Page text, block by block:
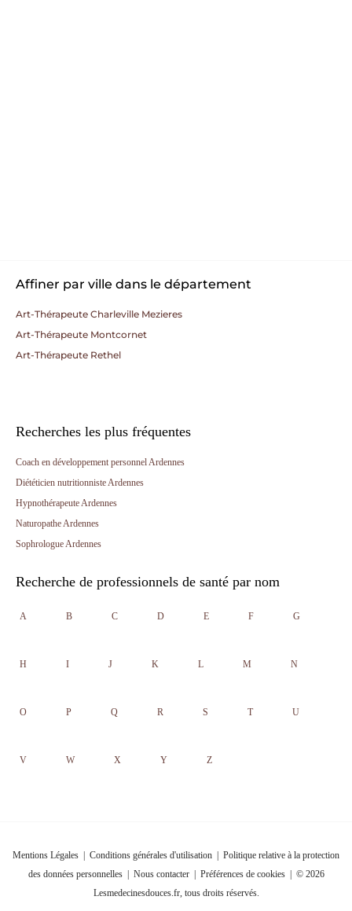
Affiner par ville dans le département
Art-Thérapeute Charleville Mezieres
Art-Thérapeute Montcornet
Art-Thérapeute Rethel
Recherches les plus fréquentes
Coach en développement personnel Ardennes
Diététicien nutritionniste Ardennes
Hypnothérapeute Ardennes
Naturopathe Ardennes
Sophrologue Ardennes
Recherche de professionnels de santé par nom
A B C D E F G
H I J K L M N
O P Q R S T U
V W X Y Z
Mentions Légales Conditions générales d'utilisation
Politique relative à la protection
des données personnelles| Nous contacter| Préférences de cookies| © 2026
Lesmedecinesdouces.fr, tous droits réservés.